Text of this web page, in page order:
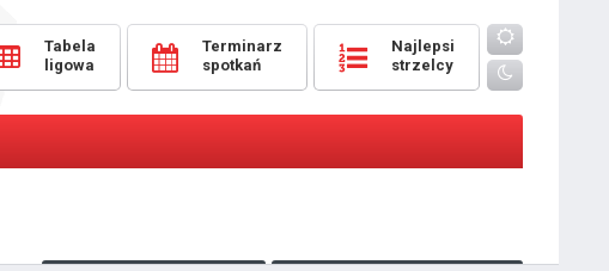
Tabela
ligowa
Terminarz
spotkań
Najlepsi
strzelcy